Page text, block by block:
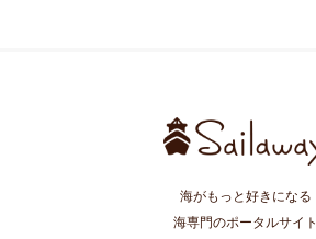
海がもっと好きになる
海専門のポータルサイト